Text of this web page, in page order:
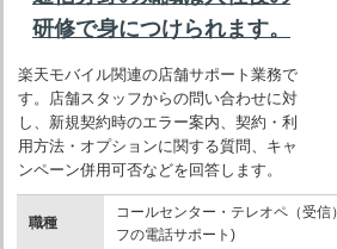
研修で身につけられます。
楽天モバイル関連の店舗サポート業務で
す。店舗スタッフからの問い合わせに対
し、新規契約時のエラー案内、契約・利
用方法・オプションに関する質問、キャ
ンペーン併用可否などを回答します。
職種
コールセンター・テレオペ（受信
フの電話サポート)